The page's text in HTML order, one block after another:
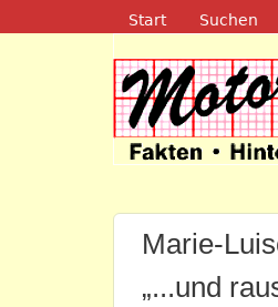
Navigation
Start Suchen
Marie-
„...und